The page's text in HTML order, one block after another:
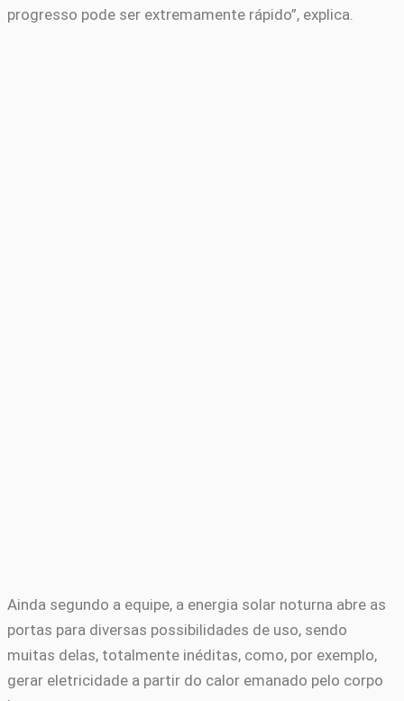
progresso pode ser extremamente rápido”, explica.
Ainda segundo a equipe, a energia solar noturna abre as
portas para diversas possibilidades de uso, sendo
muitas delas, totalmente inéditas, como, por exemplo,
gerar eletricidade a partir do calor emanado pelo corpo